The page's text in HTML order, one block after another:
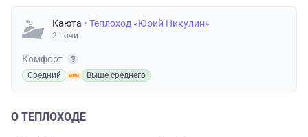
Каюта • Теплоход «Юрий Никулин»
2 ночи
Комфорт
Средний Выше среднего
О ТЕПЛОХОДЕ